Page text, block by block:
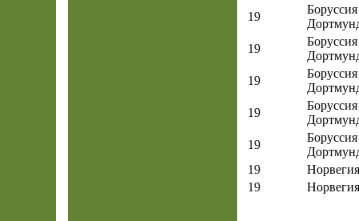
19
Боруссия
19
Боруссия
19
Боруссия
19
Боруссия
19
Боруссия
19
Норвегия
19
Норвегия